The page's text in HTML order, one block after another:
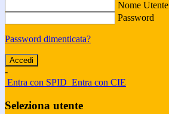
Nome Utente
Password
Password dimenticata?
-
Entra con SPID Entra con CIE
Seleziona utente